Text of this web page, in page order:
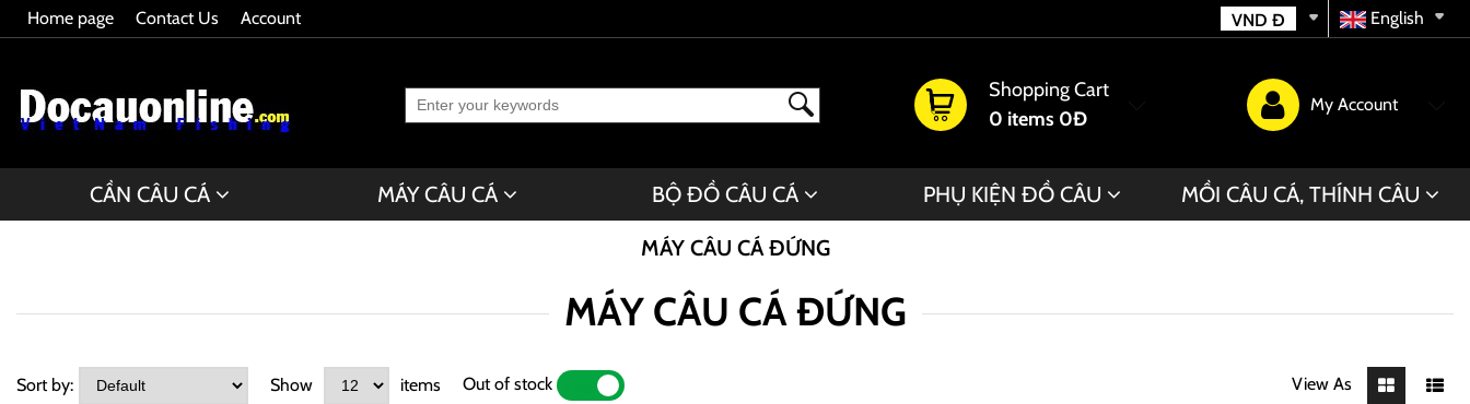
Home page Contact Us Account English
VND Đ
Shopping Cart
0 items 0Đ
My Account
CẦN CÂU CÁ MÁY CÂU CÁ BỘ ĐỒ CÂU CÁ PHỤ KIỆN ĐỒ CÂU MỒI CÂU CÁ, THÍNH CÂU
MÁY CÂU CÁ ĐỨNG
MÁY CÂU CÁ ĐỨNG
View As
Sort by: Show items Out of stock